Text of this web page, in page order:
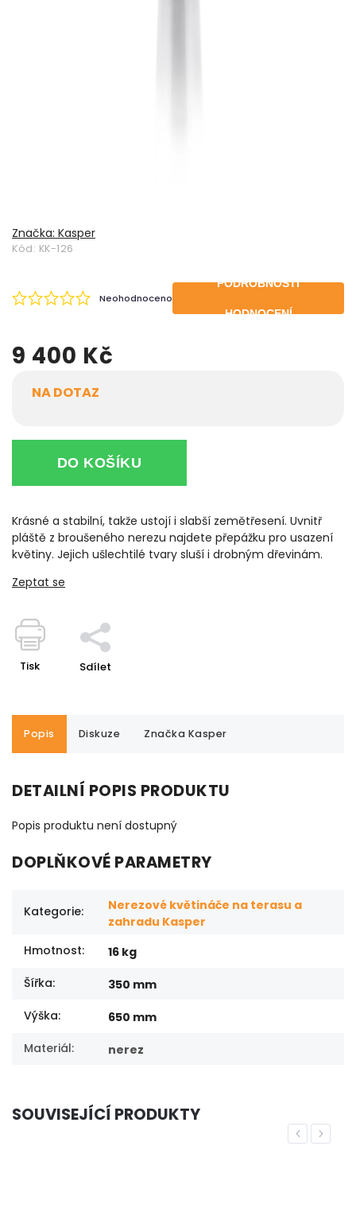
Značka: Kasper
Kód: KK-126
Neohodnoceno
PODROBNOSTI
HODNOCENÍ
9 400 Kč
NA DOTAZ
DO KOŠÍKU
Krásné a stabilní, takže ustojí i slabší zemětřesení. Uvnitř
pláště z broušeného nerezu najdete přepážku pro usazení
květiny. Jejich ušlechtilé tvary sluší i drobným dřevinám.
Zeptat se
Tisk Sdílet
Popis Diskuze Značka Kasper
DETAILNÍ POPIS PRODUKTU
Popis produktu není dostupný
DOPLŇKOVÉ PARAMETRY
Kategorie:
Nerezové květináče na terasu a
zahradu Kasper
Hmotnost:
16 kg
Šířka:
350 mm
Výška:
650 mm
Materiál: nerez
SOUVISEJÍCÍ PRODUKTY
Previous
Next